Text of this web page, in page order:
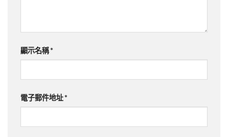
顯示名稱*
電子郵件地址*